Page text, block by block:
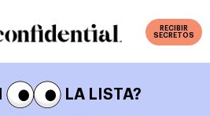
RECIBIR
SECRETOS
LA LISTA?